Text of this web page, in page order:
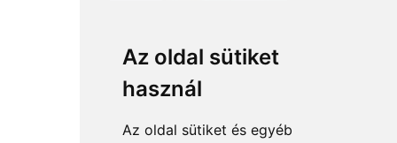
Az oldal sütiket
használ
Az oldal sütiket és egyéb
Nagyfiú
19 680 Ft-tól